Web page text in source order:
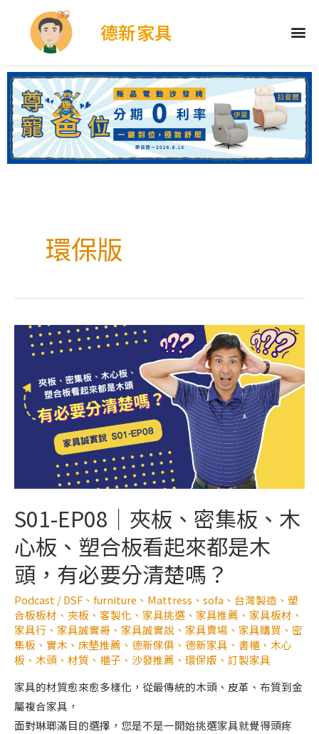
德新家具
環保版
S01-EP08｜夾板、密集板、木
心板、塑合板看起來都是木
頭，有必要分清楚嗎？
Podcast /DSF 、 furniture 、 Mattress 、 sofa 、 台灣製造 、 塑
合板板材 、 夾板 、 客製化 、 家具挑選 、 家具推薦 、 家具板材 、
家具行 、 家具誠實哥 、 家具誠實說 、 家具賣場 、 家具購買 、 密
集板 、 實木 、 床墊推薦 、 德新傢俱 、 德新家具 、 書櫃 、 木心
板 、 木頭 、 材質 、 櫃子 、 沙發推薦 、 環保版 、 訂製家具
家具的材質愈來愈多樣化，從最傳統的木頭、皮革、布質到金
屬複合家具，
面對琳瑯滿目的選擇，您是不是一開始挑選家具就覺得頭疼